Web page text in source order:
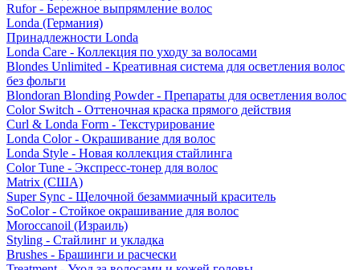
Rufor - Бережное выпрямление волос
Londa (Германия)
Принадлежности Londa
Londa Care - Коллекция по уходу за волосами
Blondes Unlimited - Креативная система для осветления волос
без фольги
Blondoran Blonding Powder - Препараты для осветления волос
Color Switch - Оттеночная краска прямого действия
Curl & Londa Form - Текстурирование
Londa Color - Окрашивание для волос
Londa Style - Новая коллекция стайлинга
Color Tune - Экспресс-тонер для волос
Matrix (США)
Super Sync - Щелочной безаммиачный краситель
SoColor - Стойкое окрашивание для волос
Moroccanoil (Израиль)
Styling - Стайлинг и укладка
Brushes - Брашинги и расчески